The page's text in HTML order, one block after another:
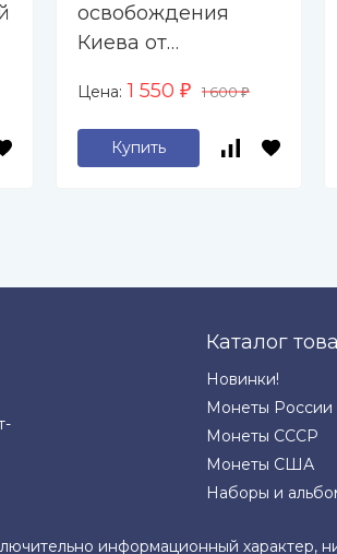
освобождения
Киева от
захватчиков (UNC)
Цена: 1 550 ₽ 1 600₽
Купить
Каталог
Новинки!
Монеты России
Монеты СССР
Монеты США
Наборы и
информационный характер,